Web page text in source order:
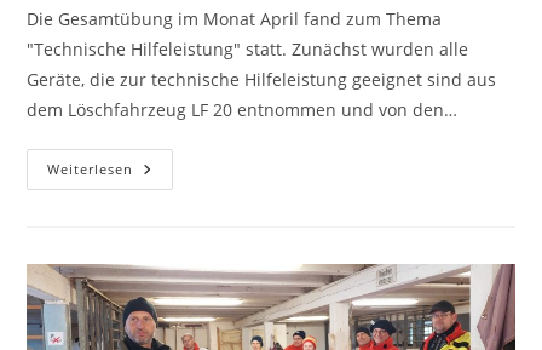
Die Gesamtübung im Monat April fand zum Thema
"Technische Hilfeleistung" statt. Zunächst wurden alle
Geräte, die zur technische Hilfeleistung geeignet sind aus
dem Löschfahrzeug LF 20 entnommen und von den…
Weiterlesen Gesamtübung
„Technische